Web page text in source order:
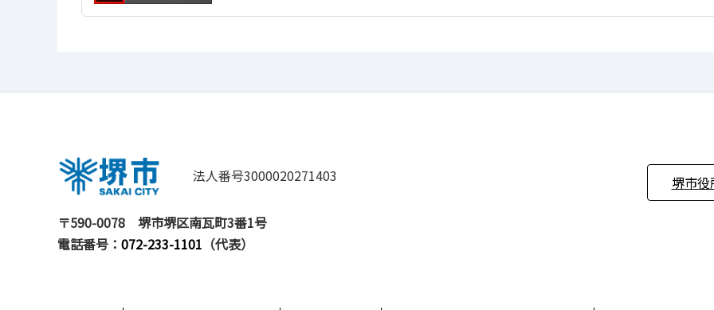
法人番号3000020271403
〒590-0078
堺市堺区南瓦町3番1号
電話番号： 072-233-1101 （代表）
堺市